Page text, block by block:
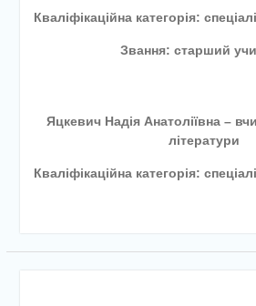
Кваліфікаційна категорія:
Звання: старший
Яцкевич Надія Анатоліївна –
літератури
Кваліфікаційна категорія: